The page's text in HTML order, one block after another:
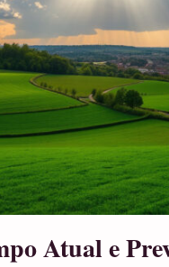
Atual e